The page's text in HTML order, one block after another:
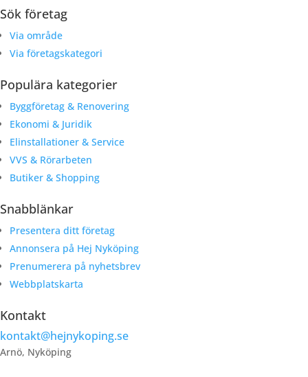
Sök företag
Via område
Via företagskategori
Populära kategorier
Byggföretag & Renovering
Ekonomi & Juridik
Elinstallationer & Service
VVS & Rörarbeten
Butiker & Shopping
Snabblänkar
Presentera ditt företag
Annonsera på Hej Nyköping
Prenumerera på nyhetsbrev
Webbplatskarta
Kontakt
kontakt@hejnykoping.se
Arnö, Nyköping